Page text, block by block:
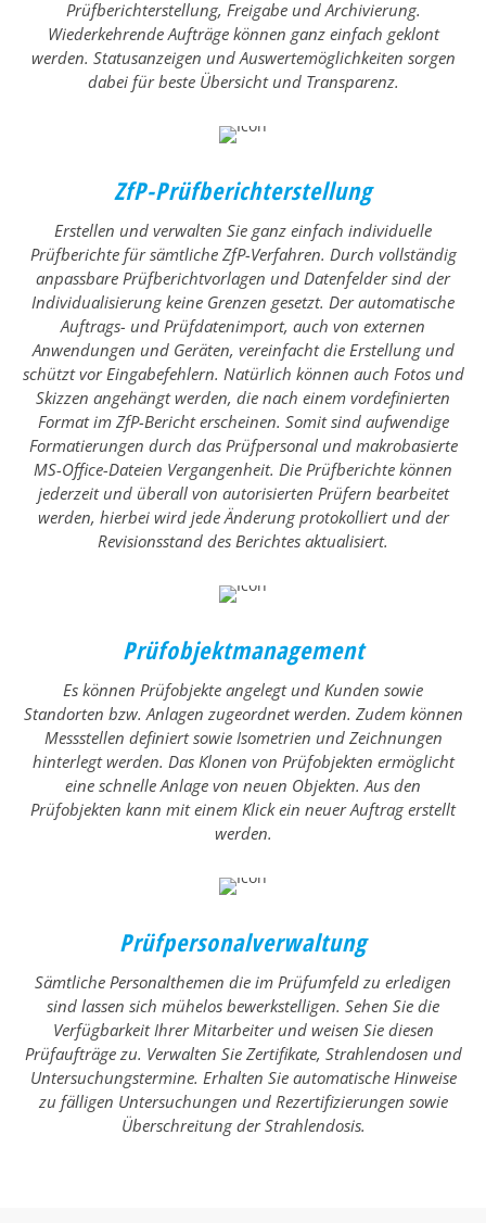
Prüfberichterstellung, Freigabe und Archivierung.
Wiederkehrende Aufträge können ganz einfach geklont
werden. Statusanzeigen und Auswertemöglichkeiten sorgen
dabei für beste Übersicht und Transparenz.
ZfP-Prüfberichterstellung
Erstellen und verwalten Sie ganz einfach individuelle
Prüfberichte für sämtliche ZfP-Verfahren. Durch vollständig
anpassbare Prüfberichtvorlagen und Datenfelder sind der
Individualisierung keine Grenzen gesetzt. Der automatische
Auftrags- und Prüfdatenimport, auch von externen
Anwendungen und Geräten, vereinfacht die Erstellung und
schützt vor Eingabefehlern. Natürlich können auch Fotos und
Skizzen angehängt werden, die nach einem vordefinierten
Format im ZfP-Bericht erscheinen. Somit sind aufwendige
Formatierungen durch das Prüfpersonal und makrobasierte
MS-Office-Dateien Vergangenheit. Die Prüfberichte können
jederzeit und überall von autorisierten Prüfern bearbeitet
werden, hierbei wird jede Änderung protokolliert und der
Revisionsstand des Berichtes aktualisiert.
Prüfobjektmanagement
Es können Prüfobjekte angelegt und Kunden sowie
Standorten bzw. Anlagen zugeordnet werden. Zudem können
Messstellen definiert sowie Isometrien und Zeichnungen
hinterlegt werden. Das Klonen von Prüfobjekten ermöglicht
eine schnelle Anlage von neuen Objekten. Aus den
Prüfobjekten kann mit einem Klick ein neuer Auftrag erstellt
werden.
Prüfpersonalverwaltung
Sämtliche Personalthemen die im Prüfumfeld zu erledigen
sind lassen sich mühelos bewerkstelligen. Sehen Sie die
Verfügbarkeit Ihrer Mitarbeiter und weisen Sie diesen
Prüfaufträge zu. Verwalten Sie Zertifikate, Strahlendosen und
Untersuchungstermine. Erhalten Sie automatische Hinweise
zu fälligen Untersuchungen und Rezertifizierungen sowie
Überschreitung der Strahlendosis.